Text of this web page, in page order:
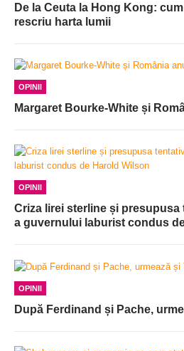
De la Ceuta la Hong Kong:
rescriu harta lumii
OPINII
Margaret Bourke-White și
OPINII
Criza lirei sterline și presupusa
a guvernului laburist condus
OPINII
După Ferdinand și Pache,